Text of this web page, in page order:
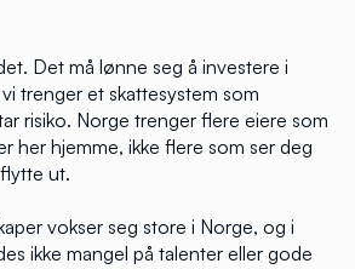
Det må lønne seg å investere i
trenger et skattesystem som
risiko. Norge trenger flere eiere som
her hjemme, ikke flere som ser deg
ut.
vokser seg store i Norge, og i
ikke mangel på talenter eller gode